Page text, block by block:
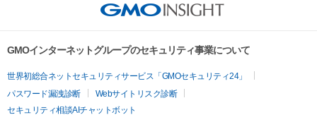
GMOインターネットグループのセキュリティ事業について
世界初総合ネットセキュリティサービス「GMOセキュリティ24」
パスワード漏洩診断
Webサイトリスク診断
セキュリティ相談AIチャットボット